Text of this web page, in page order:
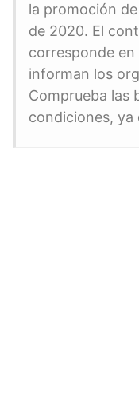
la promoción
de 2020. El
corresponde
informan los
Comprueba las
condiciones, ya